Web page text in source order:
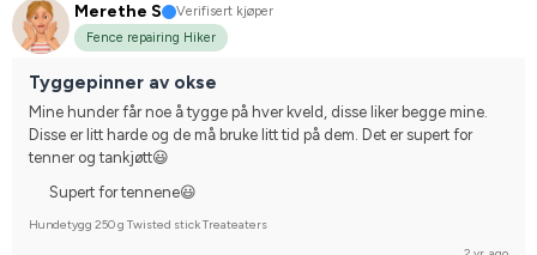
Merethe S
Verifisert kjøper
Fence repairing Hiker
Tyggepinner av okse
Mine hunder får noe å tygge på hver kveld, disse liker begge mine.
Disse er litt harde og de må bruke litt tid på dem. Det er supert for
tenner og tankjøtt😃
Supert for tennene😃
Hundetygg 250 g Twisted stick Treateaters